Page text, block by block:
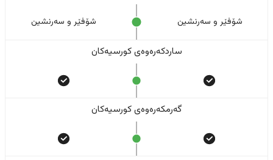
شۆفێر و سەرنشین شۆفێر و سەرنشین
ساردکەرەوەی کورسیەکان
گەرمکەرەوەی کورسیەکان